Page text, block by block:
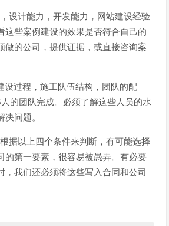
设计能力，开发能力，网站建设经验
这些案例建设的效果是否符合自己的
做的公司，提供证据，或直接咨询案
设过程，施工队伍结构，团队的配
人的团队完成。必须了解这些人员的水
问题。
据以上四个条件来判断，有可能选择
的第一要素，很容易被愚弄。有必要
我们还必须将这些写入合同和公司